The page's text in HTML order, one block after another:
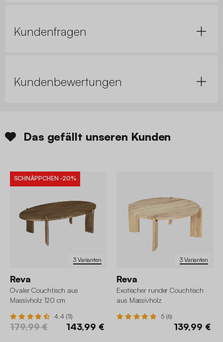
Kundenfragen
Kundenbewertungen
Das gefällt unseren Kunden
3 Varianten
SCHNÄPPCHEN -20%
Reva
Ovaler Couchtisch aus
Massivholz 120 cm
4.4 (11)
179,99 € 143,99 €
3 Varianten
Reva
Exotischer runder Couchtisch
aus Massivholz
5 (6)
139,99 €